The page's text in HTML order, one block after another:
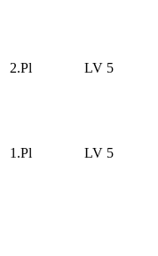
2.Pl LV 5
1.Pl LV 5